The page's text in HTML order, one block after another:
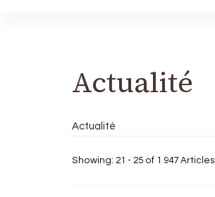
Actualité
Actualité
Showing: 21 - 25 of 1 947 Articles